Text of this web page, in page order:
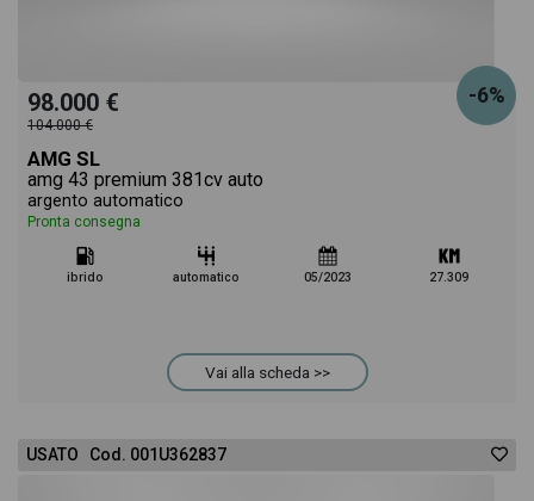
-6%
98.000 €
104.000 €
AMG SL
amg 43 premium 381cv auto
argento automatico
Pronta consegna
ibrido automatico 05/2023 27.309
Vai alla scheda >>
USATO Cod. 001U362837